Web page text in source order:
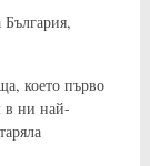
което първо
в ни най-